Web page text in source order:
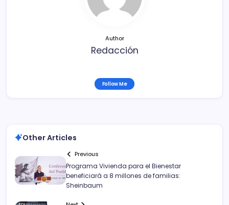
Author
Redacción
Follow Me
Other Articles
Previous
Programa Vivienda para el Bienestar
beneficiará a 8 millones de familias:
Sheinbaum